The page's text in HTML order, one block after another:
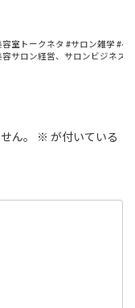
室トークネタ #サロン雑学 #
サロン経営、サロンビジネス
ん。 ※ が付いている